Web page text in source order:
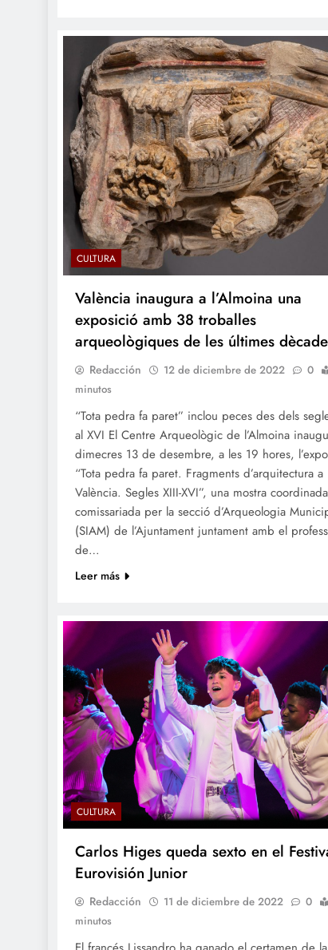
CULTURA
València inaugura a l’Almoina una
exposició amb 38 troballes
arqueològiques de les últimes
Redacción 12 de diciembre de 2022 0
minutos
“Tota pedra fa paret” inclou peces des dels
al XVI El Centre Arqueològic de l’Almoina
dimecres 13 de desembre, a les 19 hores,
“Tota pedra fa paret. Fragments d’arquitectura a
València. Segles XIII-XVI”, una mostra
comissariada per la secció d’Arqueologia
(SIAM) de l’Ajuntament juntament amb el
de…
Leer más
CULTURA
Carlos Higes queda sexto en el
Eurovisión Junior
Redacción 11 de diciembre de 2022 0
minutos